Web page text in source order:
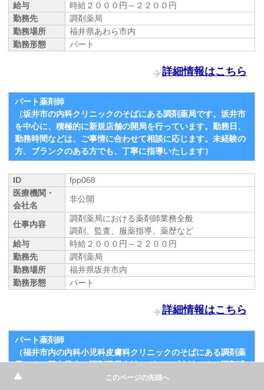
給与
時給２０００円～２２００円
勤務先
調剤薬局
勤務場所
福井県あわら市内
勤務形態
パート
詳細情報はこちら
パート薬剤師
（坂井市の内科クリニックのそばにある調剤薬局です。坂井市
を中心に、積極的に新規店舗の開局を行っています。勤務日、
勤務時間などは、ご事情に合わせて相談に応じます。未経験の
方、ブランクのある方でも、丁寧に指導いたします）
ID
fpp068
医療機関・
会社名
非公開
仕事内容
調剤薬局における薬剤師業務全般
調剤、監査、服薬指導、薬歴など
給与
時給２０００円～２２００円
勤務先
調剤薬局
勤務場所
福井県坂井市内
勤務形態
パート
詳細情報はこちら
パート薬剤師
（福井市内の内科小児科皮膚科クリニックのそばにある調剤薬
局です。国内最大の調剤薬局会社のグループ会社です。調剤過
誤防止のためのシステム開発や設備投資を重視しています）
このページの先頭へ